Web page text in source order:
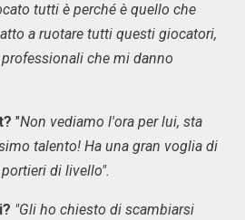
tutti è perché è quello che
a ruotare tutti questi giocatori,
che mi danno
"Non vediamo l'ora per lui, sta
talento! Ha una gran voglia di
di livello".
"Gli ho chiesto di scambiarsi